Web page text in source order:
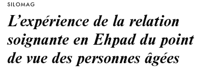
SILOMAG
L’expérience de la relation
soignante en Ehpad du point
de vue des personnes âgées